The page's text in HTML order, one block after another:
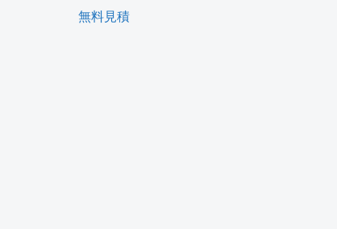
無料見積